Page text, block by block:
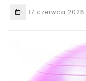
17 czerwca 2026